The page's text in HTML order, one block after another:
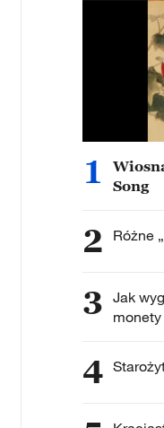
1
Song
2 Różne
3 Jak
monety
4